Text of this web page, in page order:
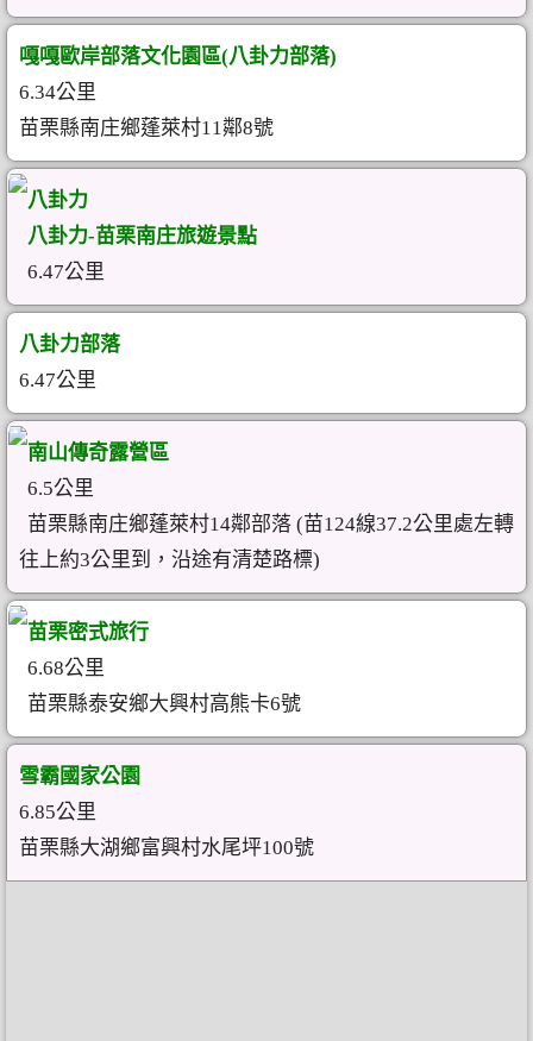
嘎嘎歐岸部落文化園區(八卦力部落)
6.34公里
苗栗縣南庄鄉蓬萊村11鄰8號
八卦力
八卦力-苗栗南庄旅遊景點
6.47公里
八卦力部落
6.47公里
南山傳奇露營區
6.5公里
苗栗縣南庄鄉蓬萊村14鄰部落 (苗124線37.2公里處左轉
往上約3公里到，沿途有清楚路標)
苗栗密式旅行
6.68公里
苗栗縣泰安鄉大興村高熊卡6號
雪霸國家公園
6.85公里
苗栗縣大湖鄉富興村水尾坪100號